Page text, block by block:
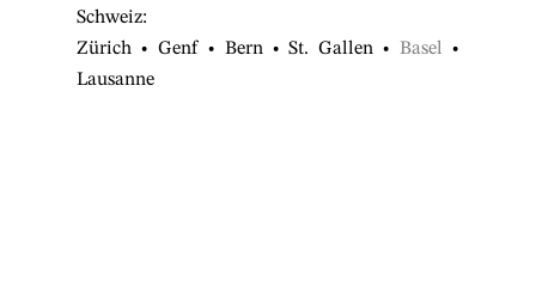
Schweiz:
Zürich • Genf• Bern•St. Gallen• Basel •
Lausanne